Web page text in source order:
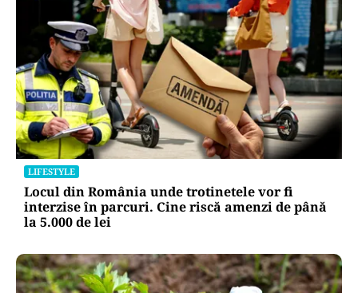
LIFESTYLE
Locul din România unde trotinetele vor fi
interzise în parcuri. Cine riscă amenzi de până
la 5.000 de lei